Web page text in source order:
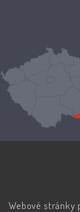
Webové stránky